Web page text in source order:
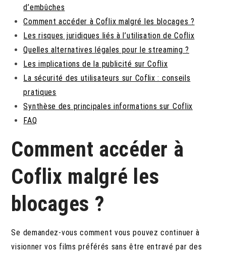
d’embûches
Comment accéder à Coflix malgré les blocages ?
Les risques juridiques liés à l’utilisation de Coflix
Quelles alternatives légales pour le streaming ?
Les implications de la publicité sur Coflix
La sécurité des utilisateurs sur Coflix : conseils
pratiques
Synthèse des principales informations sur Coflix
FAQ
Comment accéder à
Coflix malgré les
blocages ?
Se demandez-vous comment vous pouvez continuer à
visionner vos films préférés sans être entravé par des